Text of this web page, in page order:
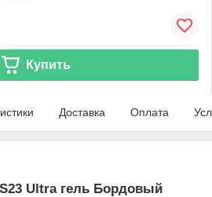
Купить
Доставка Оплата
Ultra гель Бордовый